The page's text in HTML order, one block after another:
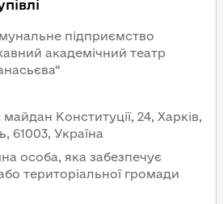
підприємство
академічний театр
майдан Конституції, 24, Харків,
61003, Україна
особа, яка забезпечує
територіальної громади